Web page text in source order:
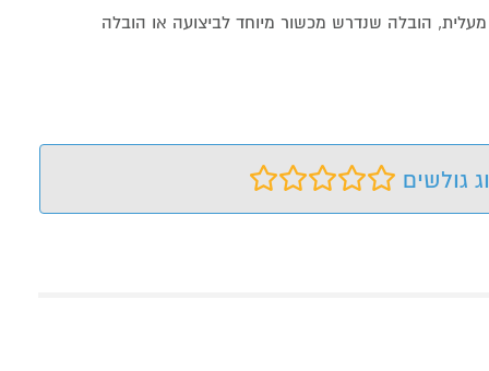
הובלה שנדרש מכשור מיוחד לביצועה או הובלה
גולשים